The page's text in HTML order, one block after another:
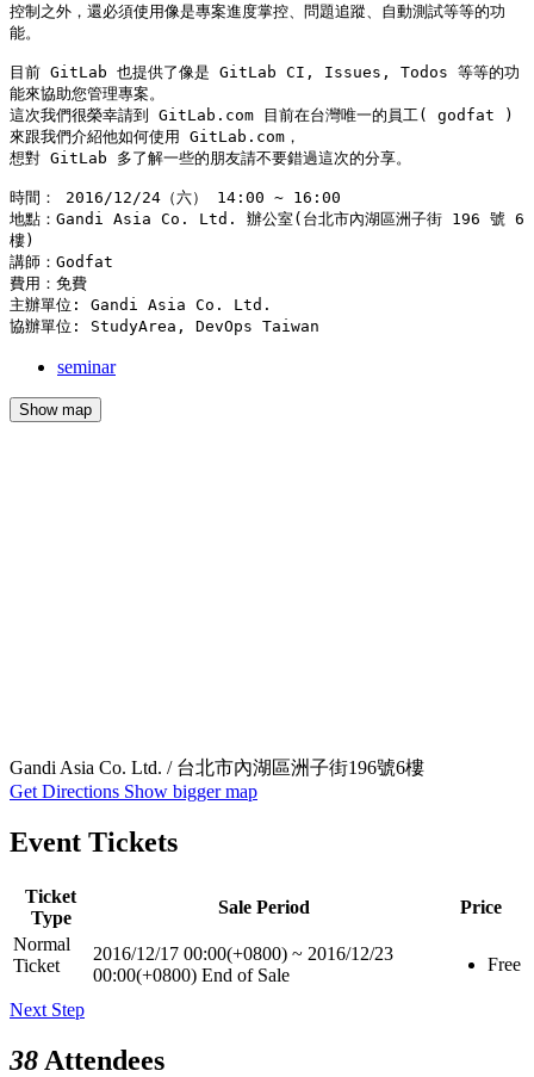
控制之外，還必須使用像是專案進度掌控、問題追蹤、自動測試等等的功
能。
目前 GitLab 也提供了像是 GitLab CI, Issues, Todos 等等的功
能來協助您管理專案。
這次我們很榮幸請到 GitLab.com 目前在台灣唯一的員工( godfat )
來跟我們介紹他如何使用 GitLab.com，
想對 GitLab 多了解一些的朋友請不要錯過這次的分享。
時間： 2016/12/24（六） 14:00 ~ 16:00
地點：Gandi Asia Co. Ltd. 辦公室(台北市內湖區洲子街 196 號 6
樓)
講師：Godfat
費用：免費
主辦單位: Gandi Asia Co. Ltd.
協辦單位: StudyArea, DevOps Taiwan
seminar
Show map
Gandi Asia Co. Ltd. / 台北市內湖區洲子街196號6樓
Get Directions Show bigger map
Event Tickets
Ticket
Type
Sale Period
Price
Normal
Ticket
2016/12/17 00:00(+0800) ~ 2016/12/23
00:00(+0800) End of Sale
Free
Next Step
38 Attendees